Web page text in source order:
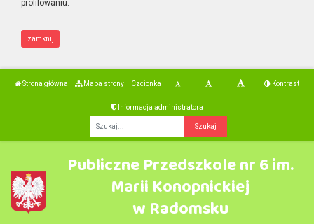
profilowaniu.
zamknij
Strona główna Mapa strony Czcionka Kontrast
Informacja administratora
Publiczne Przedszkole nr 6 im.
Marii Konopnickiej
w Radomsku